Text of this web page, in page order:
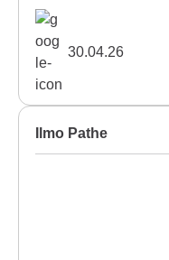
30.04.26
Ilmo Pathe